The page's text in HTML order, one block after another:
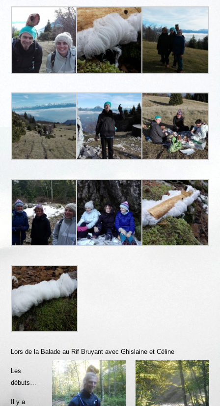
Lors de la Balade au Rif Bruyant avec Ghislaine et Céline
Les
débuts…
Il y a